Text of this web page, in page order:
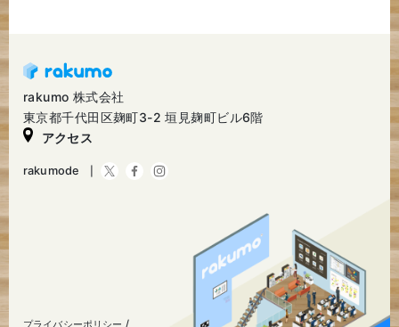
rakumo 株式会社
東京都千代田区麹町3-2 垣見麹町ビル6階
アクセス
rakumode
プライバシーポリシー